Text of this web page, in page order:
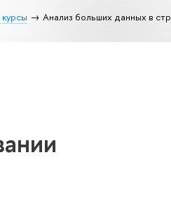
Анализ больших данных в